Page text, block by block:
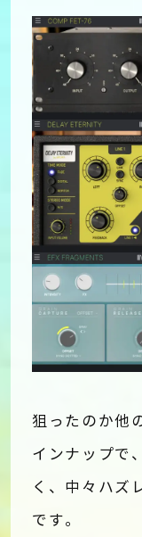
狙ったのか他
インナップで
く、中々ハズ
です。